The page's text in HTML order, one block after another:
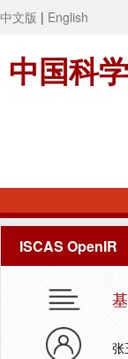
中文版 | English
中国科
ISCAS OpenIR
张